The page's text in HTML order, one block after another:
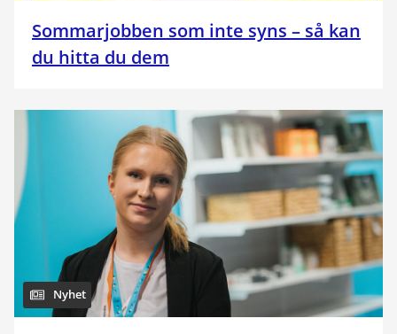
Sommarjobben som inte syns – så kan
du hitta du dem
Nyhet